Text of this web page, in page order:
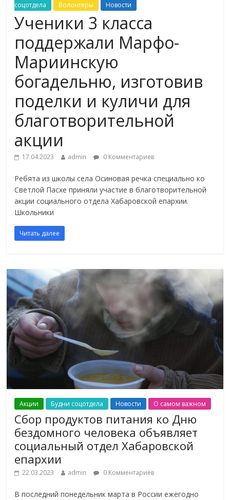
соцотдела
Волонтеры Новости
Ученики 3 класса
поддержали Марфо-
Мариинскую
богадельню, изготовив
поделки и куличи для
благотворительной
акции
17.04.2023 admin 0 Комментариев
Ребята из школы села Осиновая речка специально ко
Светлой Пасхе приняли участие в благотворительной
акции социального отдела Хабаровской епархии.
Школьники
Читать далее
Акции Будни соцотдела Новости О самом важном
Сбор продуктов питания ко Дню
бездомного человека объявляет
социальный отдел Хабаровской
епархии
22.03.2023 admin 0 Комментариев
В последний понедельник марта в России ежегодно